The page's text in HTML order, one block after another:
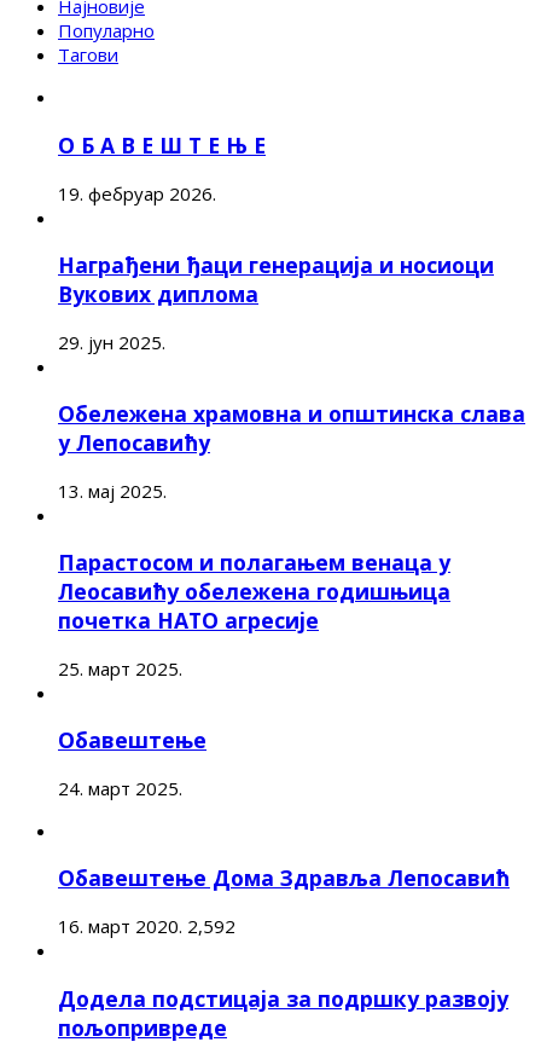
Најновије
Популарно
Тагови
О Б А В Е Ш Т Е Њ Е
19. фебруар 2026.
Награђени ђаци генерација и носиоци
Вукових диплома
29. јун 2025.
Обележена храмовна и општинска слава
у Лепосавићу
13. мај 2025.
Парастосом и полагањем венаца у
Леосавићу обележена годишњица
почетка НАТО агресије
25. март 2025.
Обавештење
24. март 2025.
Обавештење Дома Здравља Лепосавић
16. март 2020. 2,592
Додела подстицаја за подршку развоју
пољопривреде